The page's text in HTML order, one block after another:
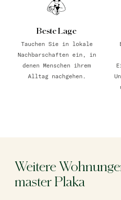
Beste Lage
Tauchen Sie in lokale
Nachbarschaften ein, in
denen Menschen ihrem
Alltag nachgehen.
Weitere
master Plaka